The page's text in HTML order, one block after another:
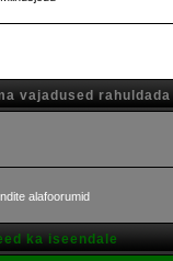
vajadused rahuldada
alafoorumid
ka iseendale